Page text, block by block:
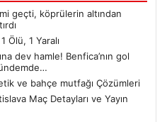
geçti, köprülerin altından
Ölü, 1 Yaralı
dev hamle! Benfica’nın gol
ve bahçe mutfağı Çözümleri
Maç Detayları ve Yayın